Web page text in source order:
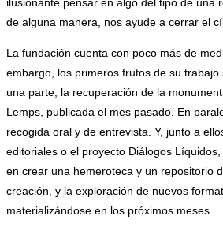
ilusionante pensar en algo del tipo de una
de alguna manera, nos ayude a cerrar el
La fundación cuenta con poco más de
embargo, los primeros frutos de su
una parte, la recuperación de la
Lemps, publicada el mes pasado. En
recogida oral y de entrevista. Y, junto a
editoriales o el proyecto Diálogos
en crear una hemeroteca y un repositorio
creación, y la exploración de nuevos
materializándose en los próximos meses.